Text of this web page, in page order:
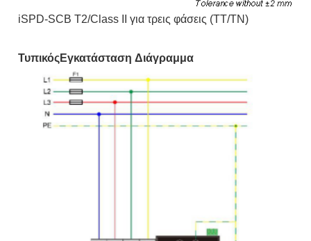
iSPD-SCB T2/Class II για τρεις φάσεις (TT/TN)
ΤυπικόςΕγκατάσταση Διάγραμμα